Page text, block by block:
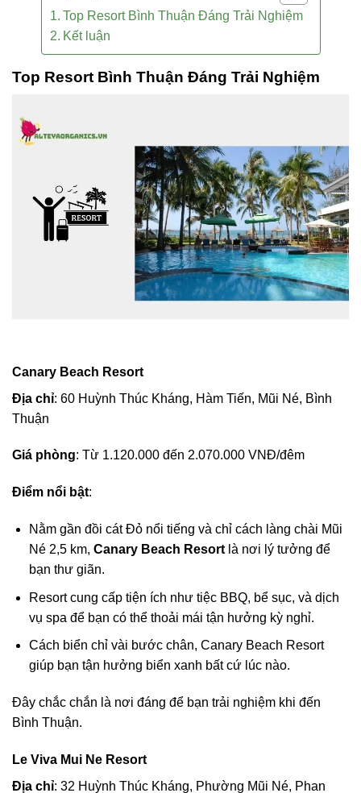
Top Resort Bình Thuận Đáng Trải Nghiệm
Kết luận
Top Resort Bình Thuận Đáng Trải Nghiệm
Canary Beach Resort
Địa chỉ: 60 Huỳnh Thúc Kháng, Hàm Tiến, Mũi Né, Bình
Thuận
Giá phòng: Từ 1.120.000 đến 2.070.000 VNĐ/đêm
Điểm nổi bật:
Nằm gần đồi cát Đỏ nổi tiếng và chỉ cách làng chài Mũi
Né 2,5 km, Canary Beach Resortlà nơi lý tưởng để
bạn thư giãn.
Resort cung cấp tiện ích như tiệc BBQ, bể sục, và dịch
vụ spa để bạn có thể thoải mái tận hưởng kỳ nghỉ.
Cách biển chỉ vài bước chân, Canary Beach Resort
giúp bạn tận hưởng biển xanh bất cứ lúc nào.
Đây chắc chắn là nơi đáng để bạn trải nghiệm khi đến
Bình Thuận.
Le Viva Mui Ne Resort
Địa chỉ: 32 Huỳnh Thúc Kháng, Phường Mũi Né, Phan